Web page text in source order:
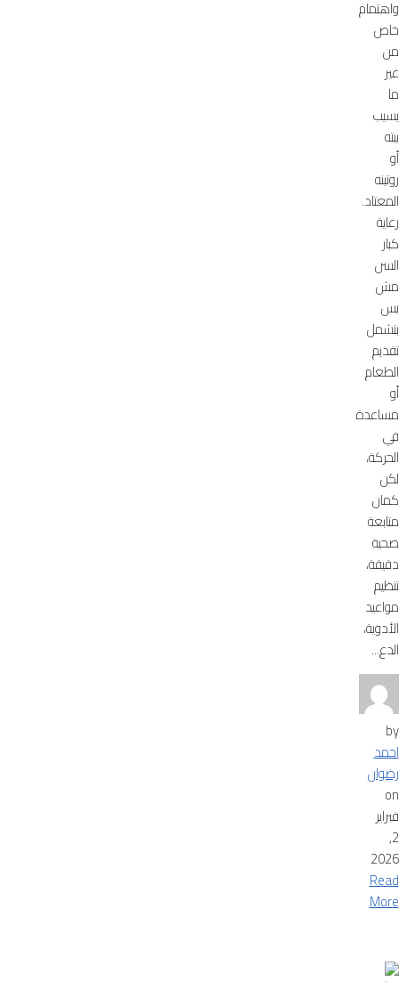
واهتمام
خاص
من
غير
ما
يسيب
بيته
أو
روتينه
المعتاد.
رعاية
كبار
السن
مش
بس
بتشمل
تقديم
الطعام
أو
مساعدة
في
الحركة،
لكن
كمان
متابعة
صحية
دقيقة،
تنظيم
مواعيد
الأدوية،
الدع...
by
احمد
رضوان
on
فبراير
2,
2026
Read
More